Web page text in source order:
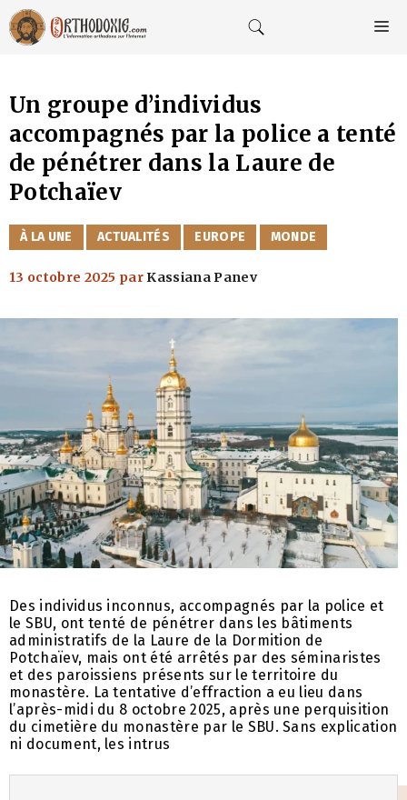
Aller
au
contenu
Un groupe d’individus
accompagnés par la police a tenté
de pénétrer dans la Laure de
Potchaïev
CATÉGORIES
À LA UNE ACTUALITÉS EUROPE MONDE
13 octobre 2025 par Kassiana Panev
Des individus inconnus, accompagnés par la police et
le SBU, ont tenté de pénétrer dans les bâtiments
administratifs de la Laure de la Dormition de
Potchaïev, mais ont été arrêtés par des séminaristes
et des paroissiens présents sur le territoire du
monastère. La tentative d’effraction a eu lieu dans
l’après-midi du 8 octobre 2025, après une perquisition
du cimetière du monastère par le SBU. Sans explication
ni document, les intrus